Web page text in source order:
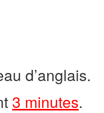
d’anglais.
3 minutes.